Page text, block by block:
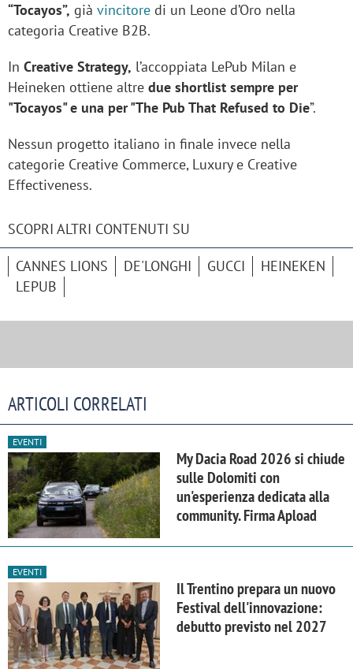
“Tocayos”, già vincitore di un Leone d’Oro nella
categoria Creative B2B.
In Creative Strategy, l’accoppiata LePub Milan e
Heineken ottiene altre due shortlist sempre per
"Tocayos" e una per "The Pub That Refused to Die”.
Nessun progetto italiano in finale invece nella
categorie Creative Commerce, Luxury e Creative
Effectiveness.
SCOPRI ALTRI CONTENUTI SU
CANNES LIONS DE'LONGHI GUCCI
HEINEKEN
LEPUB
ARTICOLI CORRELATI
EVENTI
My Dacia Road 2026 si chiude
sulle Dolomiti con
un'esperienza dedicata alla
community. Firma Apload
EVENTI
Il Trentino prepara un nuovo
Festival dell'innovazione:
debutto previsto nel 2027